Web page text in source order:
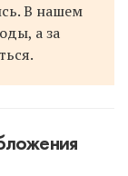
будущем
услуги
В нашем
а за